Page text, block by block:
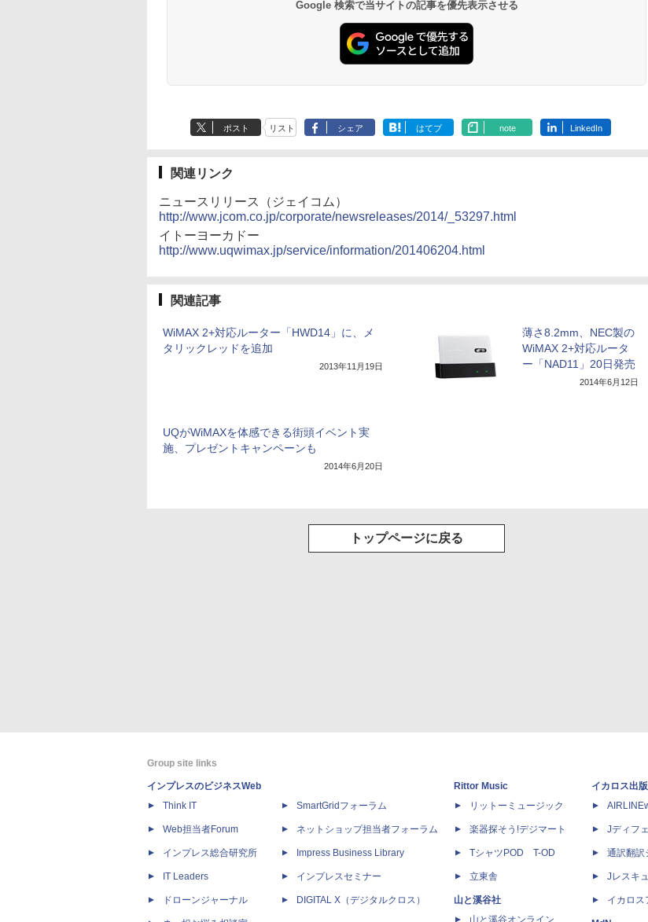
Google 検索で当サイトの記事を優先表示させる
ポスト リスト シェア はてブ note LinkedIn
関連リンク
ニュースリリース（ジェイコム）
http://www.jcom.co.jp/corporate/newsreleases/2014/_53297.html
イトーヨーカドー
http://www.uqwimax.jp/service/information/201406204.html
関連記事
WiMAX 2+対応ルーター「HWD14」に、メ
タリックレッドを追加
2013年11月19日
薄さ8.2mm、NEC製の
WiMAX 2+対応ルータ
ー「NAD11」20日発売
2014年6月12日
UQがWiMAXを体感できる街頭イベント実
施、プレゼントキャンペーンも
2014年6月20日
トップページに戻る
Group site links
インプレスのビジネスWeb
Think IT
Web担当者Forum
インプレス総合研究所
IT Leaders
ドローンジャーナル
SmartGridフォーラム
ネットショップ担当者フォーラム
Impress Business Library
インプレスセミナー
DIGITAL X（デジタルクロス）
Rittor Music
リットーミュージック
楽器探そう!デジマート
TシャツPOD T-OD
立東舎
山と溪谷社
山と溪谷オンライン
イカロス出版
Jディフ
通訳翻訳
Jレスキ
イカロス